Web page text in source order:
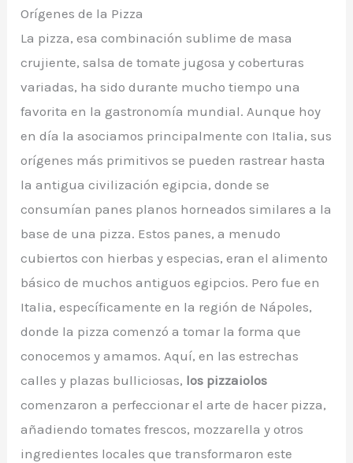
Orígenes de la Pizza
La pizza, esa combinación sublime de masa
crujiente, salsa de tomate jugosa y coberturas
variadas, ha sido durante mucho tiempo una
favorita en la gastronomía mundial. Aunque hoy
en día la asociamos principalmente con Italia, sus
orígenes más primitivos se pueden rastrear hasta
la antigua civilización egipcia, donde se
consumían panes planos horneados similares a la
base de una pizza. Estos panes, a menudo
cubiertos con hierbas y especias, eran el alimento
básico de muchos antiguos egipcios. Pero fue en
Italia, específicamente en la región de Nápoles,
donde la pizza comenzó a tomar la forma que
conocemos y amamos. Aquí, en las estrechas
calles y plazas bulliciosas, los pizzaiolos
comenzaron a perfeccionar el arte de hacer pizza,
añadiendo tomates frescos, mozzarella y otros
ingredientes locales que transformaron este